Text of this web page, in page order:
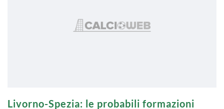
Livorno-Spezia: le probabili formazioni